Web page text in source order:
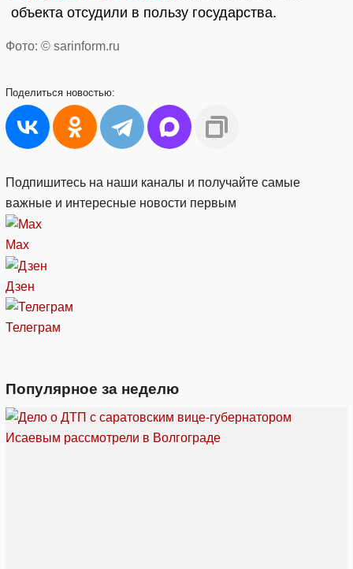
объекта отсудили в пользу государства.
Фото: © sarinform.ru
Поделиться новостью:
Подпишитесь на наши каналы и получайте самые
важные и интересные новости первым
Max
Дзен
Телеграм
Популярное за неделю